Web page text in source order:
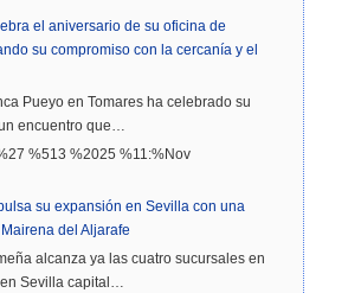
el aniversario de su oficina de
su compromiso con la cercanía y el
Pueyo en Tomares ha celebrado su
encuentro que…
%513 %2025 %11:%Nov
su expansión en Sevilla con una
del Aljarafe
alcanza ya las cuatro sucursales en
Sevilla capital…